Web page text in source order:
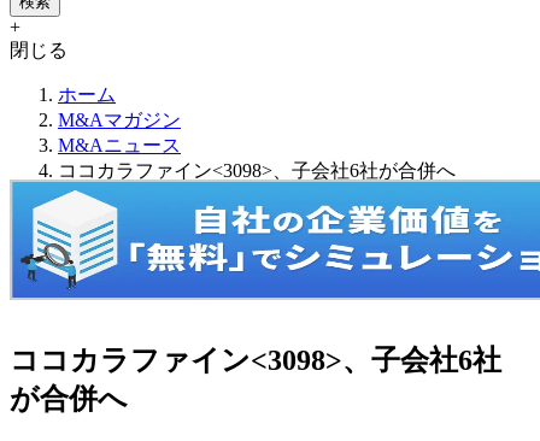
+
閉じる
ホーム
M&Aマガジン
M&Aニュース
ココカラファイン<3098>、子会社6社が合併へ
ココカラファイン<3098>、子会社6社
が合併へ